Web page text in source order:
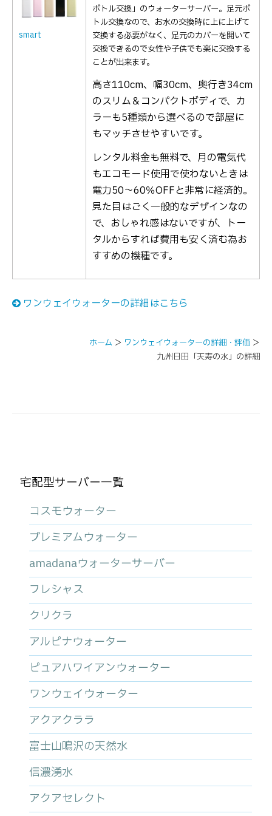
smart
ボトル交換」のウォーターサーバー。足元ボ
トル交換なので、お水の交換時に上に上げて
交換する必要がなく、足元のカバーを開いて
交換できるので女性や子供でも楽に交換する
ことが出来ます。
高さ110cm、幅30cm、奥行き34cm
のスリム＆コンパクトボディで、カ
ラーも5種類から選べるので部屋に
もマッチさせやすいです。
レンタル料金も無料で、月の電気代
もエコモード使用で使わないときは
電力50〜60％OFFと非常に経済的。
見た目はごく一般的なデザインなの
で、おしゃれ感はないですが、トー
タルからすれば費用も安く済む為お
すすめの機種です。
ワンウェイウォーターの詳細はこちら
ホーム ＞ ワンウェイウォーターの詳細・評価 ＞
九州日田「天寿の水」の詳細
宅配型サーバー一覧
コスモウォーター
プレミアムウォーター
amadanaウォーターサーバー
フレシャス
クリクラ
アルピナウォーター
ピュアハワイアンウォーター
ワンウェイウォーター
アクアクララ
富士山鳴沢の天然水
信濃湧水
アクアセレクト